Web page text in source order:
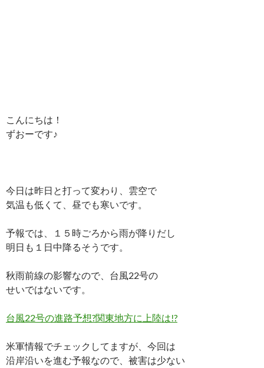
こんにちは！
ずおーです♪
今日は昨日と打って変わり、雲空で
気温も低くて、昼でも寒いです。
予報では、１５時ごろから雨が降りだし
明日も１日中降るそうです。
秋雨前線の影響なので、台風22号の
せいではないです。
台風22号の進路予想?関東地方に上陸は!?
米軍情報でチェックしてますが、今回は
沿岸沿いを進む予報なので、被害は少ない